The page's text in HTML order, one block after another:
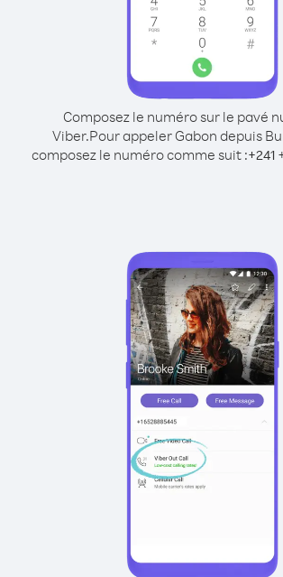
Composez le numéro sur le pavé
Viber.Pour appeler Gabon depuis
composez le numéro comme suit :+241